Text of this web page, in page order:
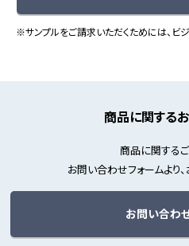
※サンプルをご請求いただくためには、ビ
商品に関する
商品に関する
お問い合わせフォームより
お問い合わ